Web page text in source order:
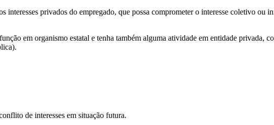
interesses privados do empregado, que possa comprometer o interesse coletivo ou
em organismo estatal e tenha também alguma atividade em entidade privada,
de interesses em situação futura.